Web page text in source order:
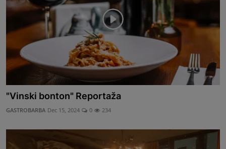
"Vinski bonton" Reportaža
GASTROBARBA Dec 15, 2024 0 234